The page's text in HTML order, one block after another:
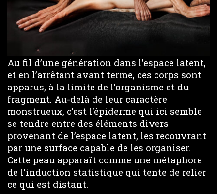
Au fil d’une génération dans l’espace latent,
et en l’arrêtant avant terme, ces corps sont
apparus, à la limite de l’organisme et du
fragment. Au-delà de leur caractère
monstrueux, c’est l’épiderme qui ici semble
se tendre entre des éléments divers
provenant de l’espace latent, les recouvrant
par une surface capable de les organiser.
Cette peau apparaît comme une métaphore
de l’induction statistique qui tente de relier
ce qui est distant.